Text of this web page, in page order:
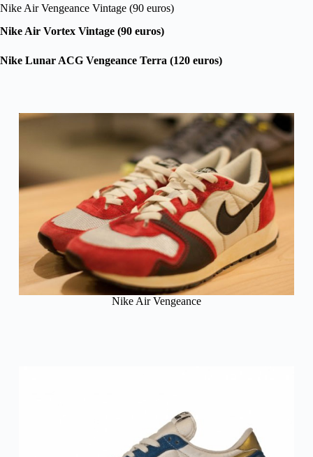
Nike Air Vengeance Vintage (90 euros)
Nike Air Vortex Vintage (90 euros)
Nike Lunar ACG Vengeance Terra (120 euros)
Nike Air Vengeance